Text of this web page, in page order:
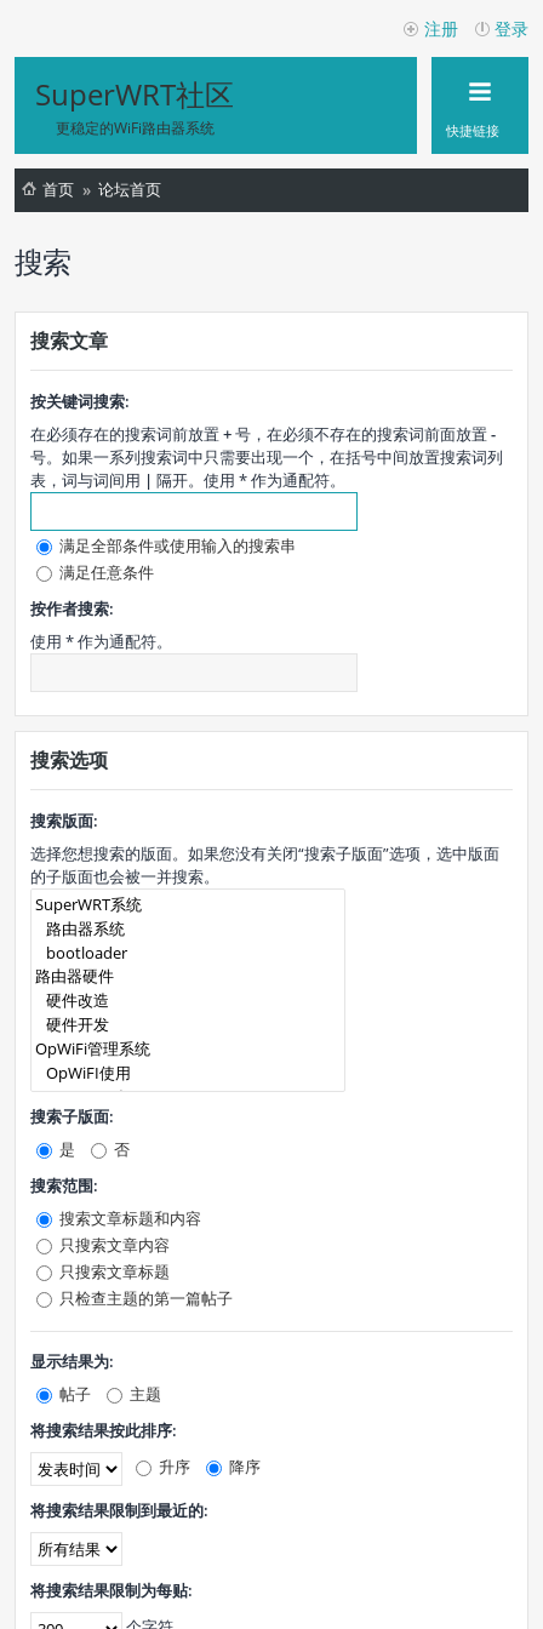
登录
注册
SuperWRT社区
更稳定的WiFi路由器系统 快捷链接
首页 论坛首页
搜索
搜索文章
按关键词搜索:
在必须存在的搜索词前放置+号，在必须不存在的搜索词前面放置-
号。如果一系列搜索词中只需要出现一个，在括号中间放置搜索词列
表，词与词间用 | 隔开。使用 * 作为通配符。
满足全部条件或使用输入的搜索串
满足任意条件
按作者搜索:
使用 * 作为通配符。
搜索选项
搜索版面:
选择您想搜索的版面。如果您没有关闭“搜索子版面”选项，选中版面
的子版面也会被一并搜索。
搜索子版面:
是
否
搜索范围:
搜索文章标题和内容
只搜索文章内容
只搜索文章标题
只检查主题的第一篇帖子
显示结果为:
帖子
主题
将搜索结果按此排序:
升序
降序
将搜索结果限制到最近的:
将搜索结果限制为每贴: